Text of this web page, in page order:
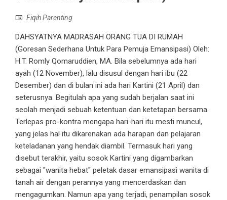
Fiqih Parenting
DAHSYATNYA MADRASAH ORANG TUA DI RUMAH
(Goresan Sederhana Untuk Para Pemuja Emansipasi) Oleh:
H.T. Romly Qomaruddien, MA. Bila sebelumnya ada hari
ayah (12 November), lalu disusul dengan hari ibu (22
Desember) dan di bulan ini ada hari Kartini (21 April) dan
seterusnya. Begitulah apa yang sudah berjalan saat ini
seolah menjadi sebuah ketentuan dan ketetapan bersama.
Terlepas pro-kontra mengapa hari-hari itu mesti muncul,
yang jelas hal itu dikarenakan ada harapan dan pelajaran
keteladanan yang hendak diambil. Termasuk hari yang
disebut terakhir, yaitu sosok Kartini yang digambarkan
sebagai "wanita hebat" peletak dasar emansipasi wanita di
tanah air dengan perannya yang mencerdaskan dan
mengagumkan. Namun apa yang terjadi, penampilan sosok